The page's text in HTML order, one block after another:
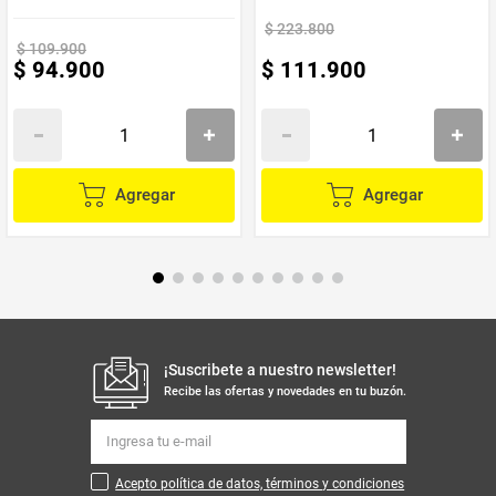
Frequency response: 20-20000Hz
Wireless version: Wireless 5.3
tablets, computadoras y más.
Dimensiones del producto: 2 cm profundo, 17 cm ancho
y 16 cm alto.
**INFORMACION IMPORTANTE **El color de la foto es
referencial para que puedas ver los atributos del producto y al
mismo tiempo es la opción 1 nuestra de despacho. Pero
NOTA : La foto de este producto ha sido ambientada, por lo cual
ningún otro elemento que lo acompañan.
producto es exclusivamente por defectos de fábrica, no por
daños ocasionados por mal uso o por desconocimiento de uso
del cliente. La garantía se tramitará bajo las políticas, términos y
condiciones establecidos por la empresa. ****
$109.900
$ 94.900
Agregar
$223.800
$ 111.900
Agregar
¡Suscribete a nuestro newsletter!
Recibe las ofertas y novedades en tu buzón.
Acepto política de datos, términos y condiciones